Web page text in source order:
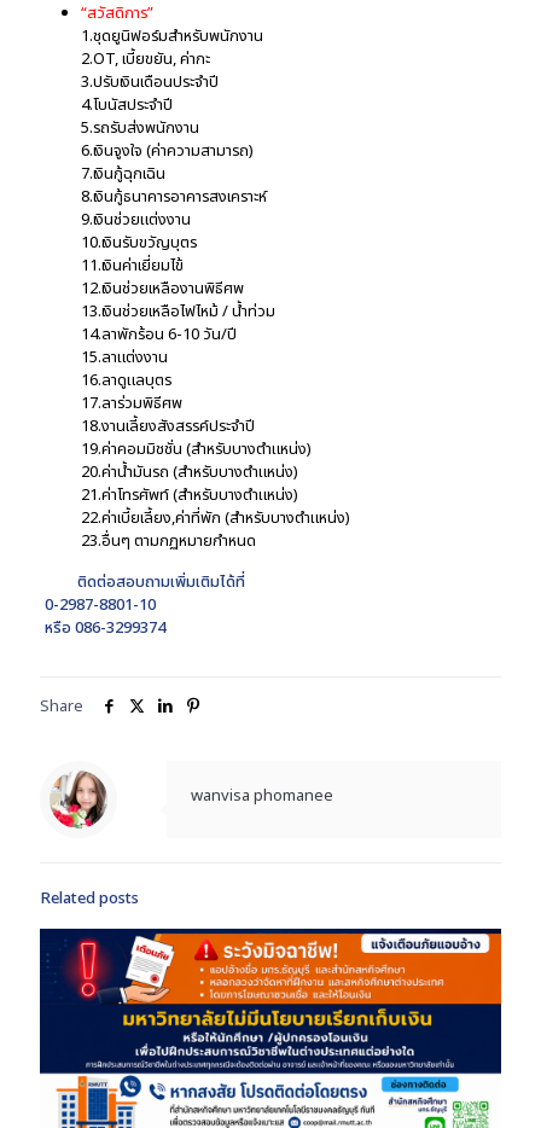
“สวัสดิการ”
1.ชุดยูนิฟอร์มสำหรับพนักงาน
2.OT, เบี้ยขยัน, ค่ากะ
3.ปรับเงินเดือนประจำปี
4.โบนัสประจำปี
5.รถรับส่งพนักงาน
6.เงินจูงใจ (ค่าความสามารถ)
7.เงินกู้ฉุกเฉิน
8.เงินกู้ธนาคารอาคารสงเคราะห์
9.เงินช่วยแต่งงาน
10.เงินรับขวัญบุตร
11.เงินค่าเยี่ยมไข้
12.เงินช่วยเหลืองานพิธีศพ
13.เงินช่วยเหลือไฟไหม้ / น้ำท่วม
14.ลาพักร้อน 6-10 วัน/ปี
15.ลาแต่งงาน
16.ลาดูแลบุตร
17.ลาร่วมพิธีศพ
18.งานเลี้ยงสังสรรค์ประจำปี
19.ค่าคอมมิชชั่น (สำหรับบางตำแหน่ง)
20.ค่าน้ำมันรถ (สำหรับบางตำแหน่ง)
21.ค่าโทรศัพท์ (สำหรับบางตำแหน่ง)
22.ค่าเบี้ยเลี้ยง,ค่าที่พัก (สำหรับบางตำแหน่ง)
23.อื่นๆ ตามกฏหมายกำหนด
ติดต่อสอบถามเพิ่มเติมได้ที่
0-2987-8801-10
หรือ 086-3299374
Share
wanvisa phomanee
Related posts